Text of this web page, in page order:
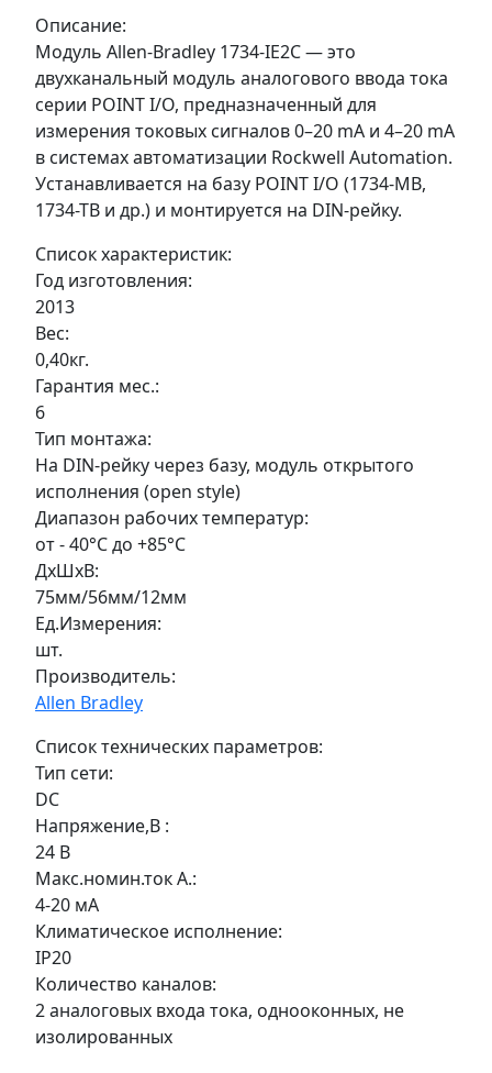
Описание:
Модуль Allen-Bradley 1734-IE2C — это
двухканальный модуль аналогового ввода тока
серии POINT I/O, предназначенный для
измерения токовых сигналов 0–20 mA и 4–20 mA
в системах автоматизации Rockwell Automation.
Устанавливается на базу POINT I/O (1734-MB,
1734-TB и др.) и монтируется на DIN-рейку.
Список характеристик:
Год изготовления:
2013
Вес:
0,40кг.
Гарантия мес.:
6
Тип монтажа:
На DIN-рейку через базу, модуль открытого
исполнения (open style)
Диапазон рабочих температур:
от - 40°C до +85°C
ДxШxВ:
75мм/56мм/12мм
Ед.Измерения:
шт.
Производитель:
Allen Bradley
Список технических параметров:
Тип сети:
DC
Напряжение,В :
24 В
Макс.номин.ток А.:
4-20 мА
Климатическое исполнение:
IP20
Количество каналов:
2 аналоговых входа тока, однооконных, не
изолированных